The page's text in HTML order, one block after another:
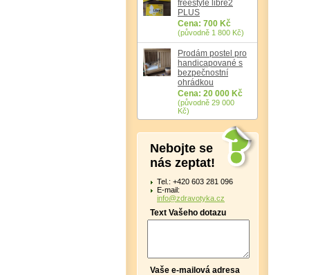
freestyle libre2
PLUS
Cena: 700 Kč
(původně 1 800 Kč)
Prodám postel pro
handicapované s
bezpečnostní
ohrádkou
Cena: 20 000 Kč
(původně 29 000
Kč)
Nebojte se
nás zeptat!
Tel.: +420 603 281 096
E-mail:
info@zdravotyka.cz
Text Vašeho dotazu
Vaše e-mailová adresa